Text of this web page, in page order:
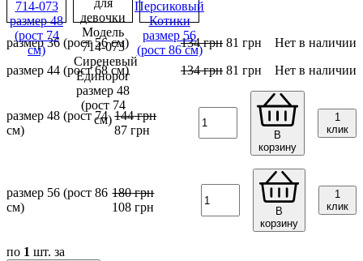
размер 36 (рост 56 см) 134грн 81 грн
Нет в наличии
размер 44 (рост 68 см)
134грн 81 грн Нет в наличии
размер 48 (рост 74
см)
144грн
87 грн
В
корзину
1
клик
размер 56 (рост 86
см)
180грн
108 грн
В
корзину
1
клик
по 1 шт. за